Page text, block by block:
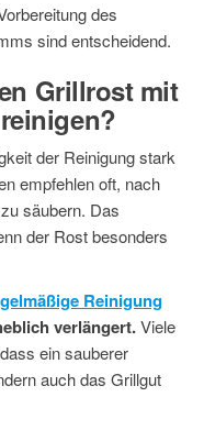
des
sind entscheidend.
Grillrost mit
der Reinigung stark
empfehlen oft, nach
säubern. Das
der Rost besonders
Reinigung
verlängert.Viele
ein sauberer
auch das Grillgut